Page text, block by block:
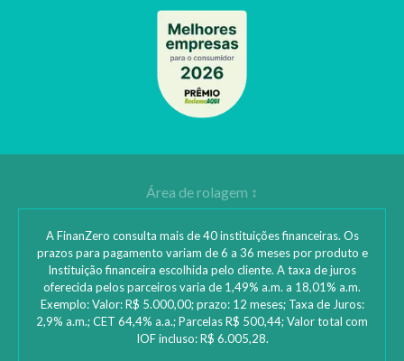
A FinanZero consulta mais de 40 instituições financeiras. Os
prazos para pagamento variam de 6 a 36 meses por produto e
Instituição financeira escolhida pelo cliente. A taxa de juros
oferecida pelos parceiros varia de 1,49% a.m. a 18,01% a.m.
Exemplo: Valor: R$ 5.000,00; prazo: 12 meses; Taxa de Juros:
2,9% a.m.; CET 64,4% a.a.; Parcelas R$ 500,44; Valor total com
IOF incluso: R$ 6.005,28.